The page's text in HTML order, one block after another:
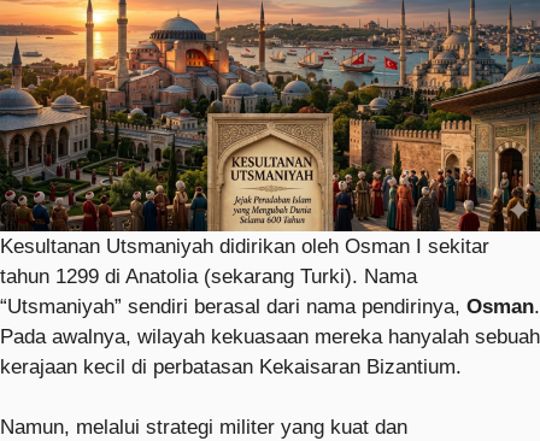
Kesultanan Utsmaniyah didirikan oleh Osman I sekitar
tahun 1299 di Anatolia (sekarang Turki). Nama
“Utsmaniyah” sendiri berasal dari nama pendirinya, Osman.
Pada awalnya, wilayah kekuasaan mereka hanyalah sebuah
kerajaan kecil di perbatasan Kekaisaran Bizantium.
Namun, melalui strategi militer yang kuat dan